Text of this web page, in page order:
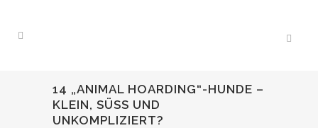
14 „ANIMAL HOARDING“-HUNDE –
KLEIN, SÜSS UND U
NKOMPLIZIERT?